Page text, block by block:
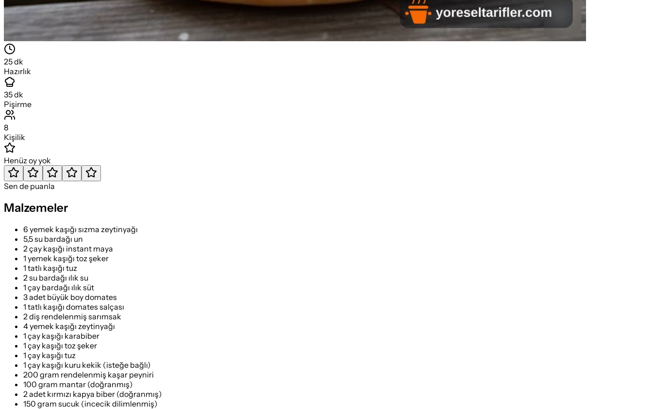
25dk
Hazırlık
35dk
Pişirme
8
Kişilik
Henüz oy yok
Sen de puanla
Malzemeler
6 yemek kaşığı sızma zeytinyağı
5,5 su bardağı un
2 çay kaşığı instant maya
1 yemek kaşığı toz şeker
1 tatlı kaşığı tuz
2 su bardağı ılık su
1 çay bardağı ılık süt
3 adet büyük boy domates
1 tatlı kaşığı domates salçası
2 diş rendelenmiş sarımsak
4 yemek kaşığı zeytinyağı
1 çay kaşığı karabiber
1 çay kaşığı toz şeker
1 çay kaşığı tuz
1 çay kaşığı kuru kekik (isteğe bağlı)
200 gram rendelenmiş kaşar peyniri
100 gram mantar (doğranmış)
2 adet kırmızı kapya biber (doğranmış)
150 gram sucuk (incecik dilimlenmiş)